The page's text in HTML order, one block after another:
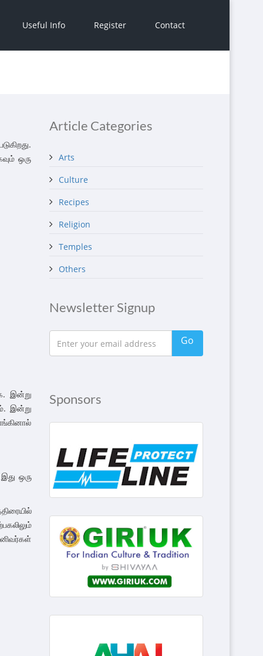
Useful Info Register Contact
ஒரு
இன்று
இன்று
ஒரு
Article Categories
Arts
Culture
Recipes
Religion
Temples
Others
Newsletter Signup
Go
Sponsors